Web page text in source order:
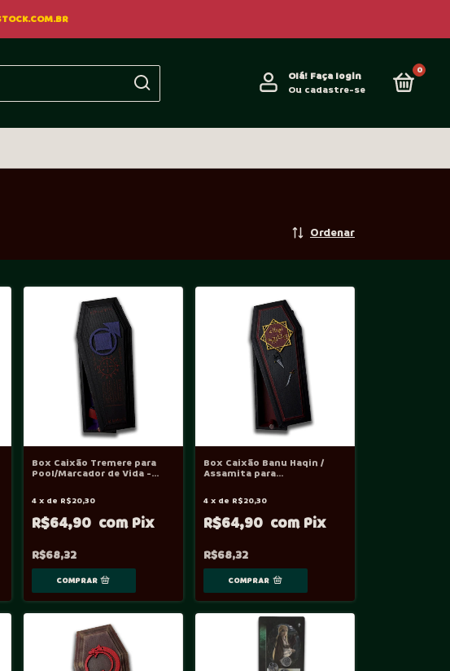
Olá! Faça login
Ou cadastre-se
0
Ordenar
Box Caixão Tremere para
Pool/Marcador de Vida -
R$68,32
R$64,90
4 x de R$20,30
Box Caixão Banu Haqin /
Assamita para
R$68,32
R$64,90
4 x de R$20,30